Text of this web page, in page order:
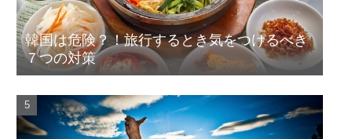
韓国は危険？！旅行するとき気をつけるべき
７つの対策